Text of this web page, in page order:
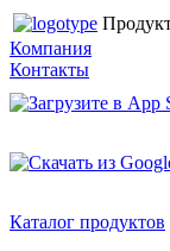
Компания
Контакты
Каталог продуктов